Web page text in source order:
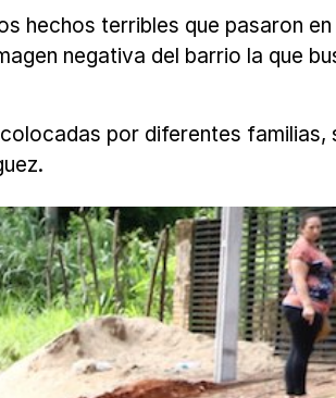
hechos terribles que pasaron
negativa del barrio la que
por diferentes familias,